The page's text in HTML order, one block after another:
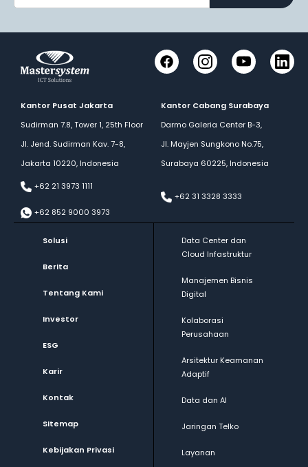
FacebookInstagramYouTube
Kantor Pusat Jakarta
Sudirman 7.8, Tower 1, 25th Floor
Jl. Jend. Sudirman Kav. 7-8,
Jakarta 10220, Indonesia
+62 21 3973 1111
+62 852 9000 3973
Kantor Cabang Surabaya
Darmo Galeria Center B-3,
Jl. Mayjen Sungkono No.75,
Surabaya 60225, Indonesia
+62 31 3328 3333
Solusi
Berita
Tentang Kami
Investor
ESG
Karir
Kontak
Sitemap
Kebijakan Privasi
Data Center dan
Cloud Infastruktur
Manajemen Bisnis
Digital
Kolaborasi
Perusahaan
Arsitektur Keamanan
Adaptif
Data dan AI
Jaringan Telko
Layanan